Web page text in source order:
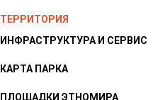
ТЕРРИТОРИЯ
ИНФРАСТРУКТУРА И СЕРВИС
КАРТА ПАРКА
ПЛОЩАДКИ ЭТНОМИРА